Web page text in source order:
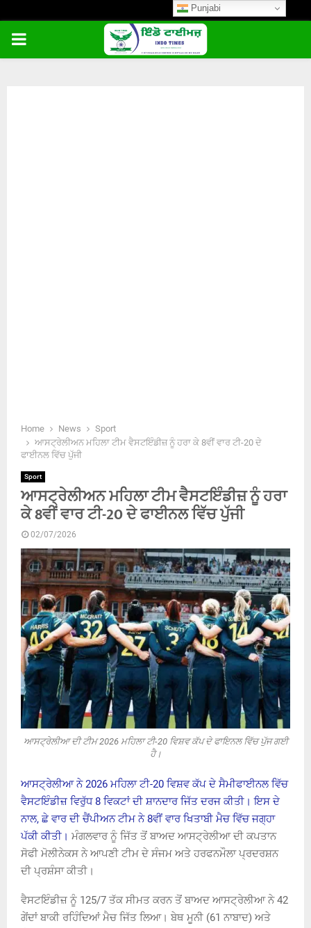
PRIMARY
Home News
Sport
ਆਸਟ੍ਰੇਲੀਅਨ ਮਹਿਲਾ ਟੀਮ ਵੈਸਟਇੰਡੀਜ਼ ਨੂੰ ਹਰਾ ਕੇ 8ਵੀਂ ਵਾਰ ਟੀ-20 ਦੇ
ਫਾਈਨਲ ਵਿੱਚ ਪੁੱਜੀ
Sport
ਆਸਟ੍ਰੇਲੀਅਨ ਮਹਿਲਾ ਟੀਮ ਵੈਸਟਇੰਡੀਜ਼ ਨੂੰ ਹਰਾ
ਕੇ 8ਵੀਂ ਵਾਰ ਟੀ-20 ਦੇ ਫਾਈਨਲ ਵਿੱਚ ਪੁੱਜੀ
02/07/2026
ਆਸਟ੍ਰੇਲੀਆ ਦੀ ਟੀਮ 2026 ਮਹਿਲਾ ਟੀ-20 ਵਿਸ਼ਵ ਕੱਪ ਦੇ ਫਾਇਨਲ ਵਿੱਚ ਪੁੱਜ ਗਈ
ਹੈ।
ਆਸਟ੍ਰੇਲੀਆ ਨੇ 2026 ਮਹਿਲਾ ਟੀ-20 ਵਿਸ਼ਵ ਕੱਪ ਦੇ ਸੈਮੀਫਾਈਨਲ ਵਿੱਚ
ਵੈਸਟਇੰਡੀਜ਼ ਵਿਰੁੱਧ 8 ਵਿਕਟਾਂ ਦੀ ਸ਼ਾਨਦਾਰ ਜਿੱਤ ਦਰਜ ਕੀਤੀ। ਇਸ ਦੇ
ਨਾਲ, ਛੇ ਵਾਰ ਦੀ ਚੈਂਪੀਅਨ ਟੀਮ ਨੇ 8ਵੀਂ ਵਾਰ ਖਿਤਾਬੀ ਮੈਚ ਵਿੱਚ ਜਗ੍ਹਾ
ਪੱਕੀ ਕੀਤੀ। ਮੰਗਲਵਾਰ ਨੂੰ ਜਿੱਤ ਤੋਂ ਬਾਅਦ ਆਸਟ੍ਰੇਲੀਆ ਦੀ ਕਪਤਾਨ
ਸੋਫੀ ਮੋਲੀਨੇਕਸ ਨੇ ਆਪਣੀ ਟੀਮ ਦੇ ਸੰਜਮ ਅਤੇ ਹਰਫਨਮੌਲਾ ਪ੍ਰਦਰਸ਼ਨ
ਦੀ ਪ੍ਰਸ਼ੰਸਾ ਕੀਤੀ।
ਵੈਸਟਇੰਡੀਜ਼ ਨੂੰ 125/7 ਤੱਕ ਸੀਮਤ ਕਰਨ ਤੋਂ ਬਾਅਦ ਆਸਟ੍ਰੇਲੀਆ ਨੇ 42
ਗੇਂਦਾਂ ਬਾਕੀ ਰਹਿੰਦਿਆਂ ਮੈਚ ਜਿੱਤ ਲਿਆ। ਬੇਥ ਮੂਨੀ (61 ਨਾਬਾਦ) ਅਤੇ
Punjabi